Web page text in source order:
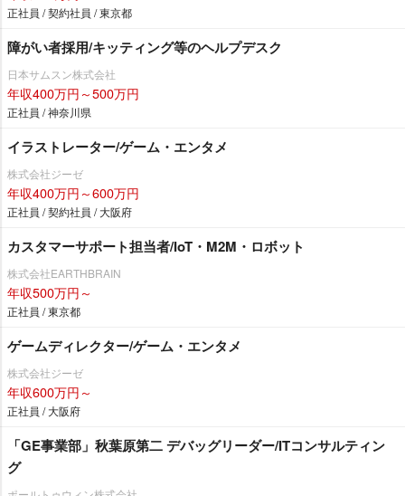
正社員 / 契約社員 / 東京都
障がい者採用/キッティング等のヘルプデスク
日本サムスン株式会社
年収400万円～500万円
正社員 / 神奈川県
イラストレーター/ゲーム・エンタメ
株式会社ジーゼ
年収400万円～600万円
正社員 / 契約社員 / 大阪府
カスタマーサポート担当者/IoT・M2M・ロボット
株式会社EARTHBRAIN
年収500万円～
正社員 / 東京都
ゲームディレクター/ゲーム・エンタメ
株式会社ジーゼ
年収600万円～
正社員 / 大阪府
「GE事業部」秋葉原第二 デバッグリーダー/ITコンサルティン
グ